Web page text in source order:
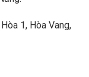
1, Hòa Vang,